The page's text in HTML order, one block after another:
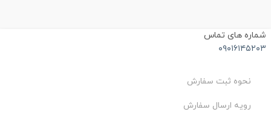
شماره های تماس
۰۹۰۱۶۱۴۵۲۰۳
نحوه ثبت سفارش
رویه ارسال سفارش